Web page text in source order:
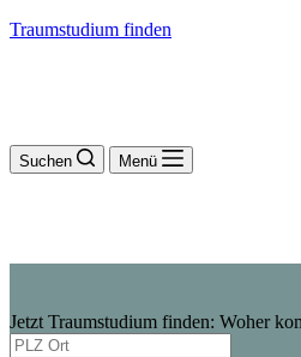
Traumstudium finden
Suchen Menü
Jetzt Traumstudium finden: Woher